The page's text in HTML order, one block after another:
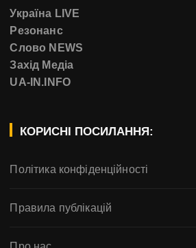
Україна LIVE
Резонанс
Слово NEWS
Захід Медіа
UA-IN.INFO
КОРИСНІ ПОСИЛАННЯ:
Політика конфіденційності
Правила публікацій